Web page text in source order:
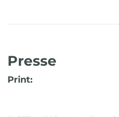
Presse
Print: